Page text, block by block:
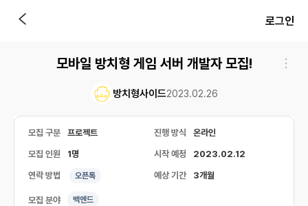
로그인
모바일 방치형 게임 서버 개발자 모집!
방치형사이드2023.02.26
모집 구분 프로젝트 진행 방식 온라인
모집 인원 1명 시작 예정 2023.02.12
연락 방법 오픈톡 예상 기간 3개월
모집 분야 백엔드